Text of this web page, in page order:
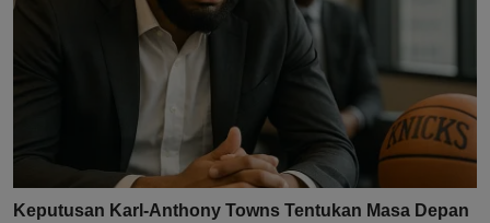
Keputusan Karl-Anthony Towns Tentukan Masa Depan